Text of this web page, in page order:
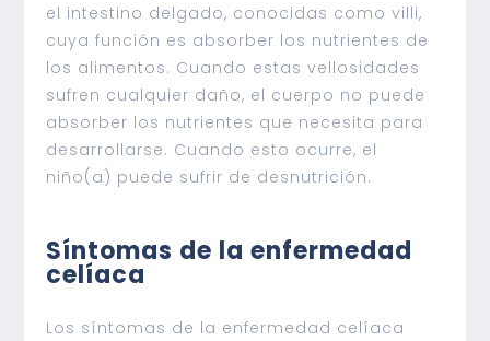
el intestino delgado, conocidas como villi,
cuya función es absorber los nutrientes de
los alimentos. Cuando estas vellosidades
sufren cualquier daño, el cuerpo no puede
absorber los nutrientes que necesita para
desarrollarse. Cuando esto ocurre, el
niño(a) puede sufrir de desnutrición.
Síntomas de la enfermedad
celíaca
Los síntomas de la enfermedad celíaca